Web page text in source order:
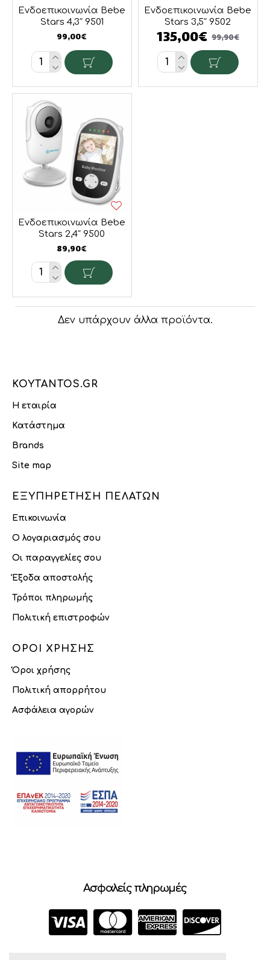
Ενδοεπικοινωνία Bebe
Stars 4,3″ 9501
99,00€
Ενδοεπικοινωνία Bebe
Stars 3,5″ 9502
135,00€ 99,90€
Ενδοεπικοινωνία Bebe
Stars 2,4″ 9500
89,90€
Δεν υπάρχουν άλλα προϊόντα.
KOYTANTOS.GR
Η εταιρία
Κατάστημα
Brands
Site map
ΕΞΥΠΗΡΈΤΗΣΗ ΠΕΛΑΤΏΝ
Επικοινωνία
Ο λογαριασμός σου
Οι παραγγελίες σου
Έξοδα αποστολής
Τρόποι πληρωμής
Πολιτική επιστροφών
ΌΡΟΙ ΧΡΉΣΗΣ
Όροι χρήσης
Πολιτική απορρήτου
Ασφάλεια αγορών
Ασφαλείς πληρωμές